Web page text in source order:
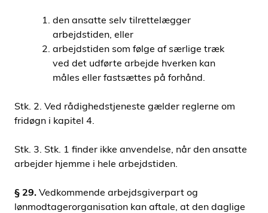
den ansatte selv tilrettelægger
arbejdstiden, eller
arbejdstiden som følge af særlige træk
ved det udførte arbejde hverken kan
måles eller fastsættes på forhånd.
Stk. 2. Ved rådighedstjeneste gælder reglerne om
fridøgn i kapitel 4.
Stk. 3. Stk. 1 finder ikke anvendelse, når den ansatte
arbejder hjemme i hele arbejdstiden.
§ 29. Vedkommende arbejdsgiverpart og
lønmodtagerorganisation kan aftale, at den daglige